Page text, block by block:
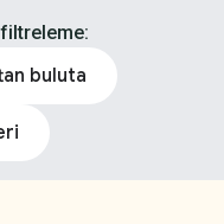
buluta